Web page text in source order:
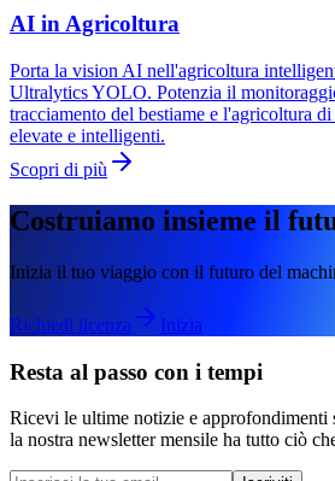
AI in Agricoltura
Porta la vision AI nell'agricoltura
Ultralytics YOLO. Potenzia il
tracciamento del bestiame e l'agricoltura
elevate e intelligenti.
Scopri di più
Costruiamo insieme il
Inizia il tuo viaggio con il futuro del
Richiedi licenza Inizia
Resta al passo con i tempi
Ricevi le ultime notizie e approfondimenti
la nostra newsletter mensile ha tutto ciò